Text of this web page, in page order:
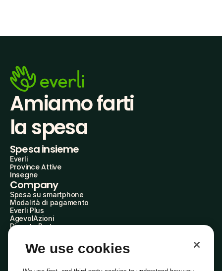
Amiamo farti
la spesa
Spesa insieme
Everli
Province Attive
Insegne
Company
Spesa su smartphone
Modalità di pagamento
Everli Plus
AgevolAzioni
Diventa Partner
Everli Shoppers
About Us
We use cookies